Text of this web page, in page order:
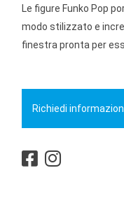
Le figure Funko Pop
modo stilizzato e
finestra pronta per
Richiedi